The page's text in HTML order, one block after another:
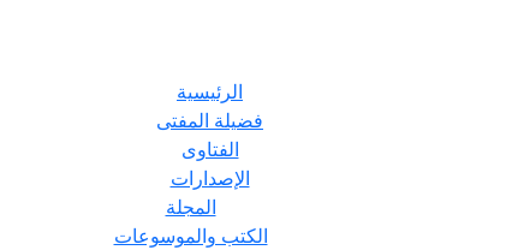
الرئيسية
فضيلة المفتى
الفتاوى
الإصدارات
المجلة
الكتب والموسوعات